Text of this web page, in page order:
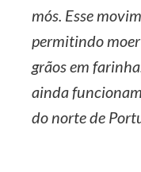
mós. Esse
permitindo
grãos em
ainda
do norte de